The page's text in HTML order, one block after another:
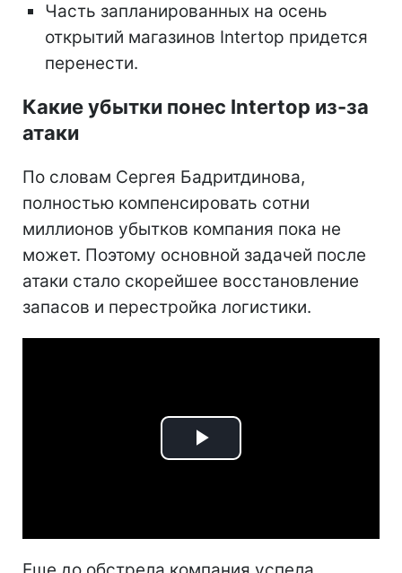
Часть запланированных на осень
открытий магазинов Intertop придется
перенести.
Какие убытки понес Intertop из-за
атаки
По словам Сергея Бадритдинова,
полностью компенсировать сотни
миллионов убытков компания пока не
может. Поэтому основной задачей после
атаки стало скорейшее восстановление
запасов и перестройка логистики.
Play